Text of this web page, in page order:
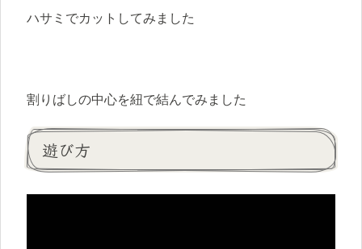
ハサミでカットしてみました
割りばしの中心を紐で結んでみました
遊び方